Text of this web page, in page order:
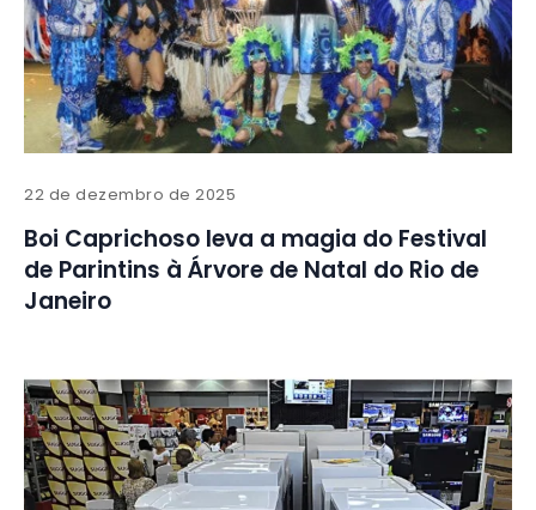
22 de dezembro de 2025
Boi Caprichoso leva a magia do Festival
de Parintins à Árvore de Natal do Rio de
Janeiro